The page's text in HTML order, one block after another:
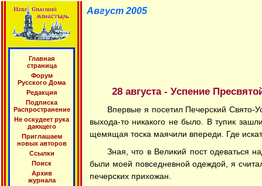
Главная
страница
Форум
Русского Дома
Редакция
Подписка
Распространение
Не оскудеет рука
дающего
Приглашаем
новых авторов
Ссылки
Поиск
Архив
журнала
Август 2005
28 августа - Успение
Впервые я посетил Печерский Свято-
выхода-то никакого не было. В тупик
щемящая тоска маячили впереди. Где
Зная, что в Великий пост одеваться
были моей повседневной одеждой, я
печерских прихожан.